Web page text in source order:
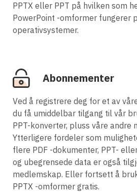
PPTX eller PPT på hvilken som
PowerPoint -omformer fungerer
operativsystemer.
Abonnementer
Ved å registrere deg for et av
du få umiddelbar tilgang til vår
PPT-konverter, pluss våre andre
Ytterligere fordeler som
flere PDF -dokumenter, PPT-
og ubegrensede data er også
medlemskap. Eller fortsett å
PPTX -omformer gratis.